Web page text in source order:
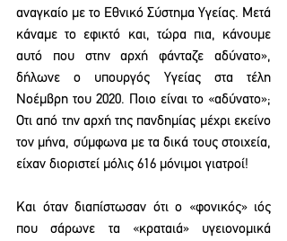
αναγκαίο με το Εθνικό Σύστημα Υγείας. Μετά
κάναμε το εφικτό και, τώρα πια, κάνουμε
αυτό που στην αρχή φάνταζε αδύνατο»,
δήλωνε ο υπουργός Υγείας στα τέλη
Νοέμβρη του 2020. Ποιο είναι το «αδύνατο»;
Οτι από την αρχή της πανδημίας μέχρι εκείνο
τον μήνα, σύμφωνα με τα δικά τους στοιχεία,
είχαν διοριστεί μόλις 616 μόνιμοι γιατροί!
Και όταν διαπίστωσαν ότι ο «φονικός» ιός
που σάρωνε τα «κραταιά» υγειονομικά